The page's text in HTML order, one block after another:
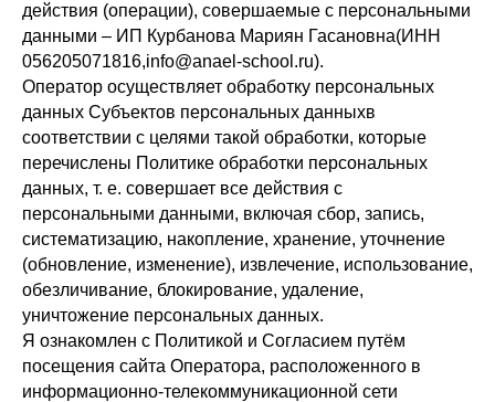
действия (операции), совершаемые с персональными
данными – ИП Курбанова Мариян Гасановна(ИНН
056205071816,info@anael-school.ru).
Оператор осуществляет обработку персональных
данных Субъектов персональных данныхв
соответствии с целями такой обработки, которые
перечислены Политике обработки персональных
данных, т. е. совершает все действия с
персональными данными, включая сбор, запись,
систематизацию, накопление, хранение, уточнение
(обновление, изменение), извлечение, использование,
обезличивание, блокирование, удаление,
уничтожение персональных данных.
Я ознакомлен с Политикой и Согласием путём
посещения сайта Оператора, расположенного в
информационно-телекоммуникационной сети